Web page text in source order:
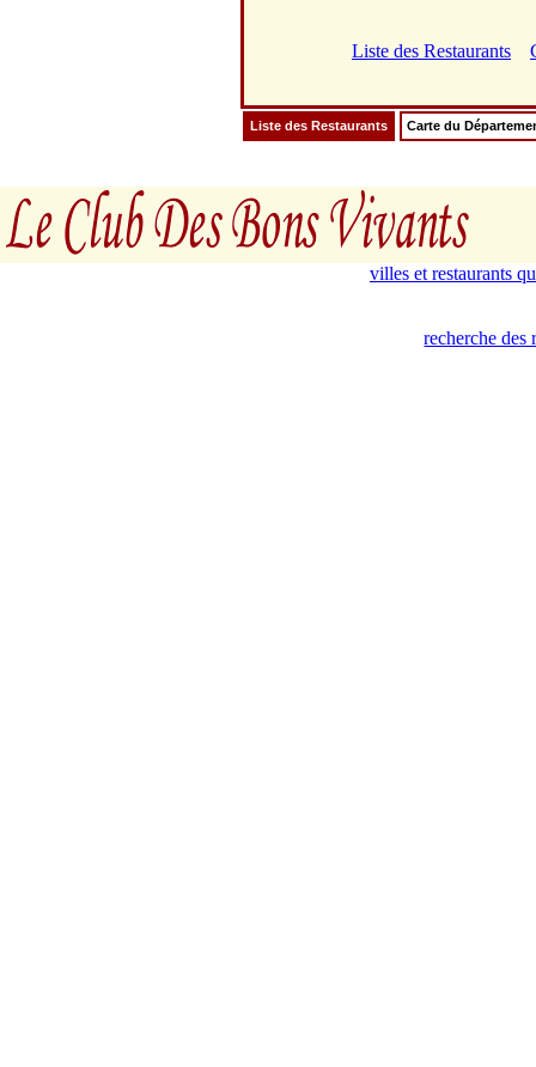
Liste des Restaurants
Liste des Restaurants Carte du
villes et restaurants
recherche des